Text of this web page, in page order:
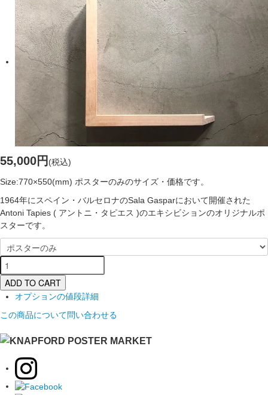
55,000円 (税込)
Size:770×550(mm) ポスターのみのサイズ・価格です。
1964年にスペイン・バルセロナのSala Gasparにおいて開催された
Antoni Tapies ( アントニ・タピエス )のエキシビションのオリジナルポ
スターです。
ADD TO CART
オプションの値段詳細
この商品について問い合わせる